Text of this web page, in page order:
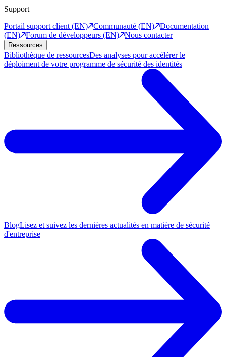
Support
Portail support client (EN)
Communauté (EN)
Documentation
(EN)
Forum de développeurs (EN) Nous contacter
Ressources
Bibliothèque de ressourcesDes analyses pour accélérer le
déploiment de votre programme de sécurité des identités
BlogLisez et suivez les dernières actualités en matière de sécurité
d'entreprise